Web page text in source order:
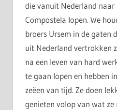
die vanuit Nederland naar
Compostela lopen. We
broers Ursem in de gaten
uit Nederland vertrokken
na een leven van hard
te gaan lopen en hebben
zeëen van tijd. Ze doen
genieten volop van wat ze